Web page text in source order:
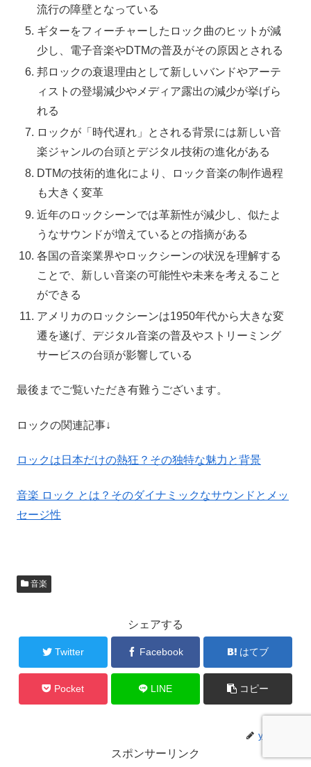
流行の障壁となっている
ギターをフィーチャーしたロック曲のヒットが減
少し、電子音楽やDTMの普及がその原因とされる
邦ロックの衰退理由として新しいバンドやアーテ
ィストの登場減少やメディア露出の減少が挙げら
れる
ロックが「時代遅れ」とされる背景には新しい音
楽ジャンルの台頭とデジタル技術の進化がある
DTMの技術的進化により、ロック音楽の制作過程
も大きく変革
近年のロックシーンでは革新性が減少し、似たよ
うなサウンドが増えているとの指摘がある
各国の音楽業界やロックシーンの状況を理解する
ことで、新しい音楽の可能性や未来を考えること
ができる
アメリカのロックシーンは1950年代から大きな変
遷を遂げ、デジタル音楽の普及やストリーミング
サービスの台頭が影響している
最後までご覧いただき有難うございます。
ロックの関連記事↓
ロックは日本だけの熱狂？その独特な魅力と背景
音楽 ロック とは？そのダイナミックなサウンドとメッ
セージ性
音楽
シェアする
Twitter Facebook はてブ
Pocket LINE コピー
yutaka
スポンサーリンク